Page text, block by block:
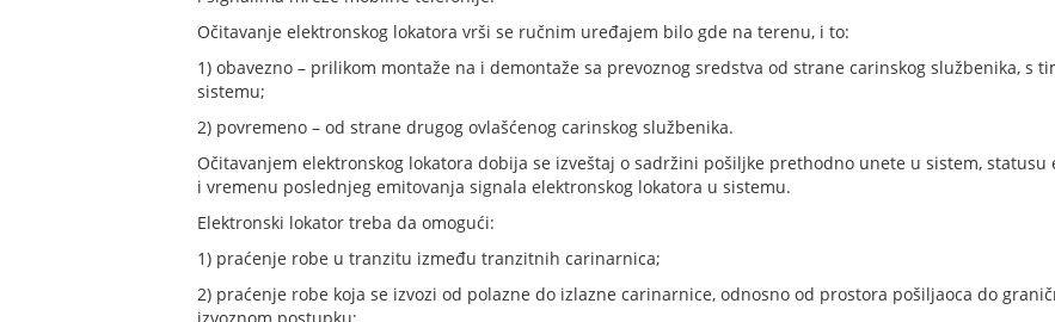
Očitavanje elektronskog lokatora vrši se ručnim uređajem bilo gde na terenu, i to:
1) obavezno – prilikom montaže na i demontaže sa prevoznog sredstva od strane carinskog službenika, s
sistemu;
2) povremeno – od strane drugog ovlašćenog carinskog službenika.
Očitavanjem elektronskog lokatora dobija se izveštaj o sadržini pošiljke prethodno unete u sistem,
i vremenu poslednjeg emitovanja signala elektronskog lokatora u sistemu.
Elektronski lokator treba da omogući:
1) praćenje robe u tranzitu između tranzitnih carinarnica;
2) praćenje robe koja se izvozi od polazne do izlazne carinarnice, odnosno od prostora pošiljaoca do